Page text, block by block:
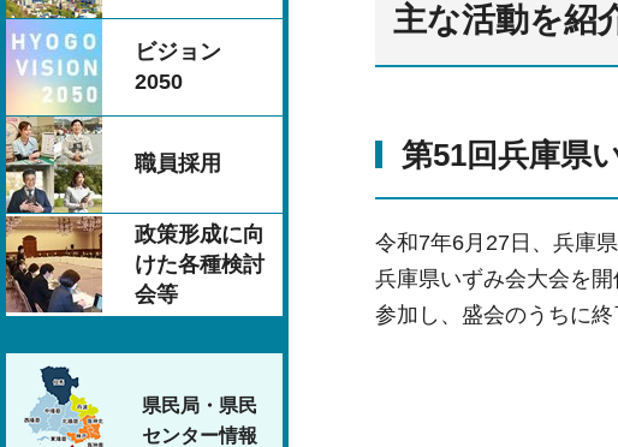
ビジョン
2050
職員採用
政策形成に向
けた各種検討
会等
県民局・県民
センター情報
主な活動を紹
第51回兵庫県
令和7年6月27日、兵庫
兵庫県いずみ会大会を
参加し、盛会のうちに終